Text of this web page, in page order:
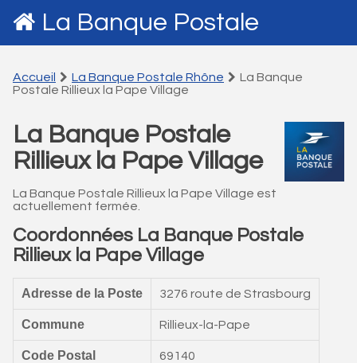
La Banque Postale
Accueil La Banque Postale Rhône
La Banque
Postale Rillieux la Pape Village
La Banque Postale
Rillieux la Pape Village
La Banque Postale Rillieux la Pape Village est
actuellement fermée.
Coordonnées La Banque Postale
Rillieux la Pape Village
Adresse de la Poste 3276 route de Strasbourg
Commune Rillieux-la-Pape
Code Postal 69140